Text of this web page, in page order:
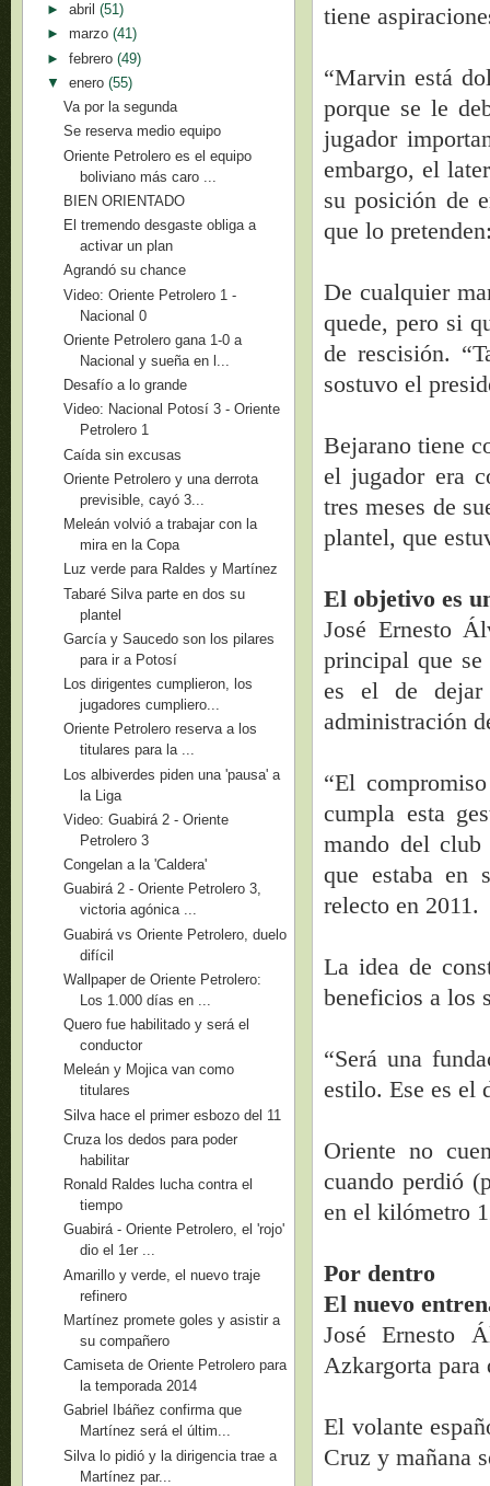
tiene
“Marvin está
porque se le
jugador
embargo, el
su posición de
que lo
De cualquier
quede, pero si
de rescisión.
sostuvo el
Bejarano tiene
el jugador era
tres meses de
plantel, que
El objetivo es
José Ernesto
principal que se
es el de
administración
“El
cumpla esta
mando del
que estaba en
relecto en 2011.
La idea de
beneficios a los
“Será una
estilo. Ese es el
Oriente no
cuando perdió
en el kilómetro
Por dentro
El nuevo
José Ernesto
Azkargorta para
El volante
Cruz y mañana
► abril (51)
► marzo (41)
► febrero (49)
▼ enero (55)
Va por la segunda
Se reserva medio equipo
Oriente Petrolero es el equipo
boliviano más caro ...
BIEN ORIENTADO
El tremendo desgaste obliga a
activar un plan
Agrandó su chance
Video: Oriente Petrolero 1 -
Nacional 0
Oriente Petrolero gana 1-0 a
Nacional y sueña en l...
Desafío a lo grande
Video: Nacional Potosí 3 - Oriente
Petrolero 1
Caída sin excusas
Oriente Petrolero y una derrota
previsible, cayó 3...
Meleán volvió a trabajar con la
mira en la Copa
Luz verde para Raldes y Martínez
Tabaré Silva parte en dos su
plantel
García y Saucedo son los pilares
para ir a Potosí
Los dirigentes cumplieron, los
jugadores cumpliero...
Oriente Petrolero reserva a los
titulares para la ...
Los albiverdes piden una 'pausa' a
la Liga
Video: Guabirá 2 - Oriente
Petrolero 3
Congelan a la 'Caldera'
Guabirá 2 - Oriente Petrolero 3,
victoria agónica ...
Guabirá vs Oriente Petrolero, duelo
difícil
Wallpaper de Oriente Petrolero:
Los 1.000 días en ...
Quero fue habilitado y será el
conductor
Meleán y Mojica van como
titulares
Silva hace el primer esbozo del 11
Cruza los dedos para poder
habilitar
Ronald Raldes lucha contra el
tiempo
Guabirá - Oriente Petrolero, el 'rojo'
dio el 1er ...
Amarillo y verde, el nuevo traje
refinero
Martínez promete goles y asistir a
su compañero
Camiseta de Oriente Petrolero para
la temporada 2014
Gabriel Ibáñez confirma que
Martínez será el últim...
Silva lo pidió y la dirigencia trae a
Martínez par...